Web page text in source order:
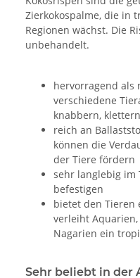
Zierkokospalme, die in
Regionen wächst. Die
unbehandelt.
hervorragend als
verschiedene
knabbern,
reich an
können die
der Tiere fördern
sehr langlebig im
befestigen
bietet den Tieren
verleiht
Nagarien ein
Sehr beliebt in der